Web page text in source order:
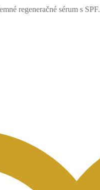
regeneračné sérum s SPF.